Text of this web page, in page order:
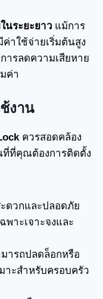
นระยะยาว แม้การ
ค่าใช้จ่ายเริ่มต้นสูง
ารลดความเสียหาย
ค่า
งาน
ควรสอดคล้อง
ที่คุณต้องการติดตั้ง
ดวกและปลอดภัย
พาะเจาะจงและ
ารถปลดล็อกหรือ
าะสำหรับครอบครัว